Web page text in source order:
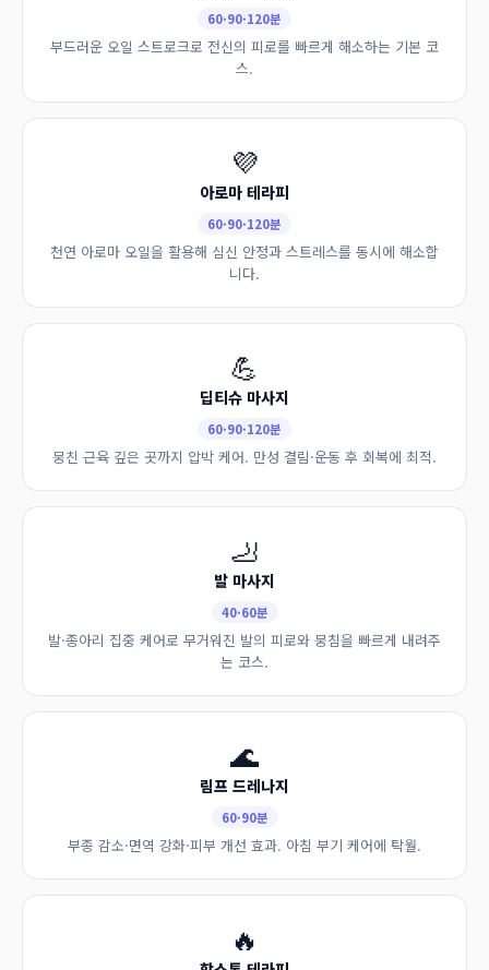
60·90·120분
부드러운 오일 스트로크로 전신의 피로를 빠르게 해소하는 기본 코
스.
💜
아로마 테라피
60·90·120분
천연 아로마 오일을 활용해 심신 안정과 스트레스를 동시에 해소합
니다.
💪
딥티슈 마사지
60·90·120분
뭉친 근육 깊은 곳까지 압박 케어. 만성 결림·운동 후 회복에 최적.
🦶
발 마사지
40·60분
발·종아리 집중 케어로 무거워진 발의 피로와 뭉침을 빠르게 내려주
는 코스.
🌊
림프 드레나지
60·90분
부종 감소·면역 강화·피부 개선 효과. 아침 부기 케어에 탁월.
🔥